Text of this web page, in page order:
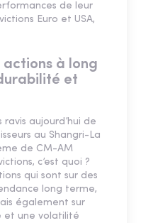
de leur
Euro et USA,
à long
et
aujourd’hui de
au Shangri-La
de CM-AM
c’est quoi ?
qui sont sur des
long terme,
également sur
et une volatilité